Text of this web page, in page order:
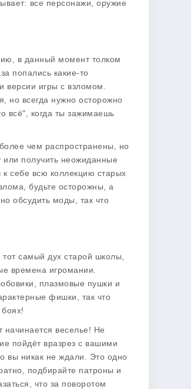
все персонажи, оружие
в данный момент толком
попались какие-то
версии игры с взломом.
но всегда нужно осторожно
всё", когда ты зажимаешь
чем распространены, но
или получить неожиданные
к себе всю коллекцию старых
будьте осторожны, а
обсудить моды, так что
тот самый дух старой школы,
времена игромании.
плазмовые пушки и
фишки, так что
начинается веселье! Не
пойдёт вразрез с вашими
вы никак не ждали. Это одно
подбирайте патроны и
что за поворотом